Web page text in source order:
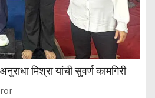
मिश्रा यांची सुवर्ण कामगिरी